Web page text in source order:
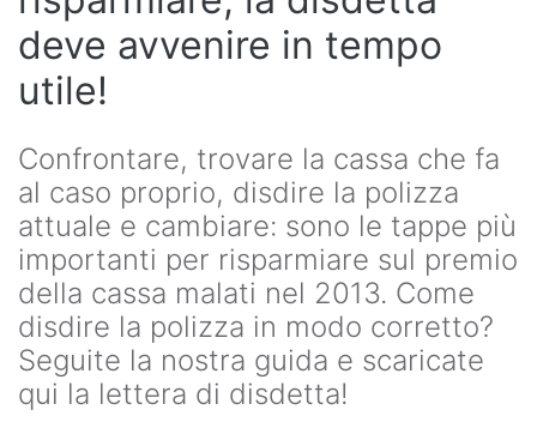
deve avvenire in tempo
utile!
Confrontare, trovare la cassa che fa
al caso proprio, disdire la polizza
attuale e cambiare: sono le tappe più
importanti per risparmiare sul premio
della cassa malati nel 2013. Come
disdire la polizza in modo corretto?
Seguite la nostra guida e scaricate
qui la lettera di disdetta!